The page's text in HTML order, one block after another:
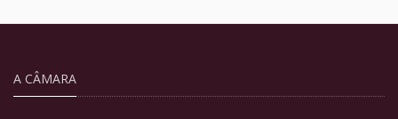
A CÂMARA